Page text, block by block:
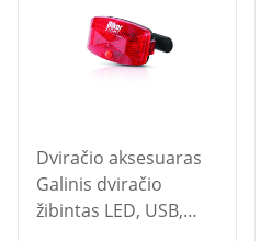
Dviračio aksesuaras
Galinis dviračio
žibintas LED, USB,